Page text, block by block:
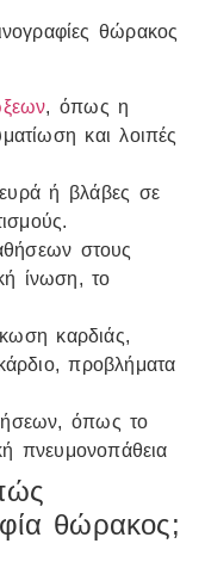
θώρακος
, όπως η
και λοιπές
ή βλάβες σε
στους
ίνωση, το
καρδιάς,
προβλήματα
όπως το
πνευμονοπάθεια
θώρακος;